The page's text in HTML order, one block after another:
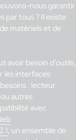
nous garantir
par tous ? Il existe
matériels et de
avoir besoin d’outils,
les interfaces
: lecteur
autres
avec
, un ensemble de